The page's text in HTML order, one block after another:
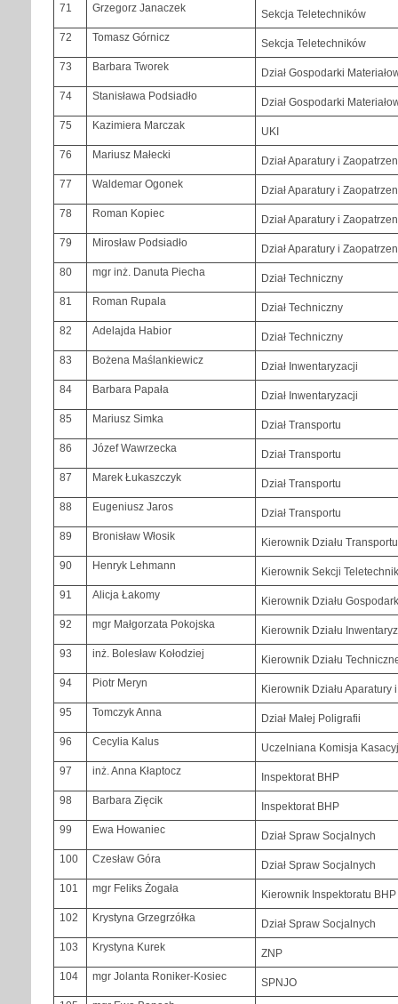
71
Grzegorz Janaczek
Sekcja Teletechników
72
Tomasz Górnicz
Sekcja Teletechników
73
Barbara Tworek
Dział Gospodarki
74
Stanisława Podsiadło
Dział Gospodarki
75
Kazimiera Marczak
UKI
76
Mariusz Małecki
Dział Aparatury i
77
Waldemar Ogonek
Dział Aparatury i
78
Roman Kopiec
Dział Aparatury i
79
Mirosław Podsiadło
Dział Aparatury i
80
mgr inż. Danuta Piecha
Dział Techniczny
81
Roman Rupala
Dział Techniczny
82
Adelajda Habior
Dział Techniczny
83
Bożena Maślankiewicz
Dział Inwentaryzacji
84
Barbara Papała
Dział Inwentaryzacji
85
Mariusz Simka
Dział Transportu
86
Józef Wawrzecka
Dział Transportu
87
Marek Łukaszczyk
Dział Transportu
88
Eugeniusz Jaros
Dział Transportu
89
Bronisław Włosik
Kierownik Działu Transportu
90
Henryk Lehmann
Kierownik Sekcji
91
Alicja Łakomy
Kierownik Działu
92
mgr Małgorzata Pokojska
Kierownik Działu
93
inż. Bolesław Kołodziej
Kierownik Działu
94
Piotr Meryn
Kierownik Działu Aparatury
95
Tomczyk Anna
Dział Małej Poligrafii
96
Cecylia Kalus
Uczelniana Komisja
97
inż. Anna Kłaptocz
Inspektorat BHP
98
Barbara Zięcik
Inspektorat BHP
99
Ewa Howaniec
Dział Spraw Socjalnych
100
Czesław Góra
Dział Spraw Socjalnych
101
mgr Feliks Żogała
Kierownik Inspektoratu BHP
102
Krystyna Grzegrzółka
Dział Spraw Socjalnych
103
Krystyna Kurek
ZNP
104
mgr Jolanta Roniker-Kosiec
SPNJO